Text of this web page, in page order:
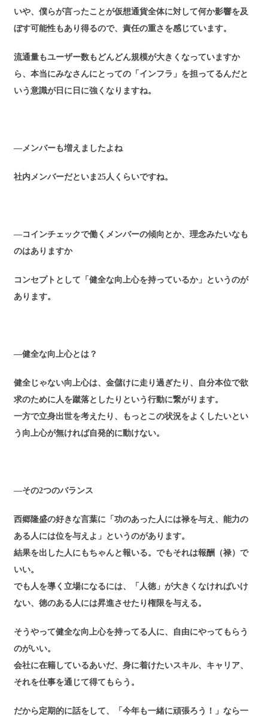
いや、僕らが言ったことが仮想通貨全体に対して何か影響を及
ぼす可能性もあり得るので、責任の重さを感じています。
流通量もユーザー数もどんどん規模が大きくなっていますか
ら、本当にみなさんにとっての「インフラ」を担ってるんだと
いう意識が日に日に強くなりますね。
―メンバーも増えましたよね
社内メンバーだといま25人くらいですね。
―コインチェックで働くメンバーの傾向とか、理念みたいなも
のはありますか
コンセプトとして「健全な向上心を持っているか」というのが
あります。
―健全な向上心とは？
健全じゃない向上心は、金儲けに走り過ぎたり、自分本位で欲
求のために人を蹴落としたりという行動に繋がります。
一方で立身出世を考えたり、もっとこの状況をよくしたいとい
う向上心が無ければ自発的に動けない。
―その2つのバランス
西郷隆盛の好きな言葉に「功のあった人には禄を与え、能力の
ある人には位を与えよ」というのがあります。
結果を出した人にもちゃんと報いる。でもそれは報酬（禄）で
いい。
でも人を導く立場になるには、「人徳」が大きくなければいけ
ない、徳のある人には昇進させたり権限を与える。
そうやって健全な向上心を持ってる人に、自由にやってもらう
のがいい。
会社に在籍しているあいだ、身に着けたいスキル、キャリア、
それを仕事を通じて得てもらう。
だから定期的に話をして、「今年も一緒に頑張ろう！」なら一